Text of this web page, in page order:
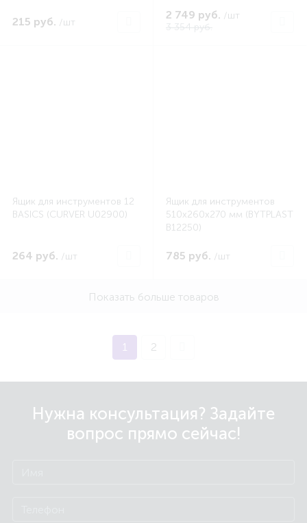
215 руб. /шт
2 749 руб. /шт
3 354 руб.
Ящик для инструментов 12
BASICS (CURVER U02900)
264 руб. /шт
Ящик для инструментов
510x260x270 мм (BYTPLAST
B12250)
785 руб. /шт
Показать больше товаров
1 2
Нужна консультация? Задайте
вопрос прямо сейчас!